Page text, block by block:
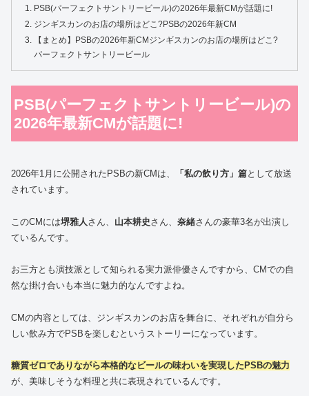
PSB(パーフェクトサントリービール)の2026年最新CMが話題に!
ジンギスカンのお店の場所はどこ?PSBの2026年新CM
【まとめ】PSBの2026年新CMジンギスカンのお店の場所はどこ?
パーフェクトサントリービール
PSB(パーフェクトサントリービール)の
2026年最新CMが話題に!
2026年1月に公開されたPSBの新CMは、 「私の飲り方」篇として放送
されています。
このCMには堺雅人 さん、 山本耕史さん、 奈緒さんの豪華3名が出演し
ているんです。
お三方とも演技派として知られる実力派俳優さんですから、CMでの自
然な掛け合いも本当に魅力的なんですよね。
CMの内容としては、ジンギスカンのお店を舞台に、それぞれが自分ら
しい飲み方でPSBを楽しむというストーリーになっています。
糖質ゼロでありながら本格的なビールの味わいを実現したPSBの魅力
が、美味しそうな料理と共に表現されているんです。